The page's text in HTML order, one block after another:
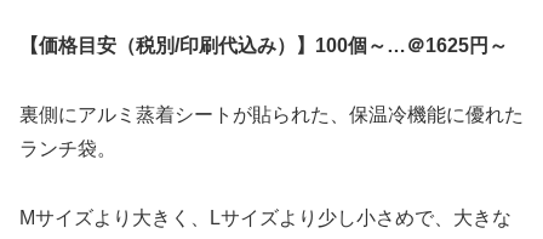
【価格目安（税別/印刷代込み）】100個～…＠1625円～
裏側にアルミ蒸着シートが貼られた、保温冷機能に優れた
ランチ袋。
Mサイズより大きく、Lサイズより少し小さめで、大きな